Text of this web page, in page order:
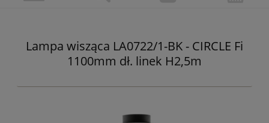
Lampa wisząca LA0722/1-BK - CIRCLE Fi
1100mm dł. linek H2,5m